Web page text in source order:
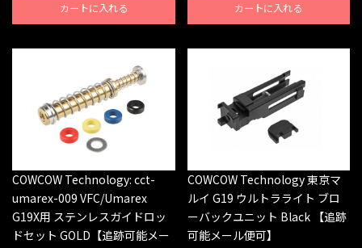
カートに入れる カートに入れる
COWCOW Technology: cct-
umarex-009 VFC/Umarex
G19X用 ステンレスガイドロッ
ドセット GOLD【追跡可能メー
COWCOW Technology 東京マ
ルイ G19 ウルトラライト ブロ
ーバックユニット Black 【追跡
可能メール便可】